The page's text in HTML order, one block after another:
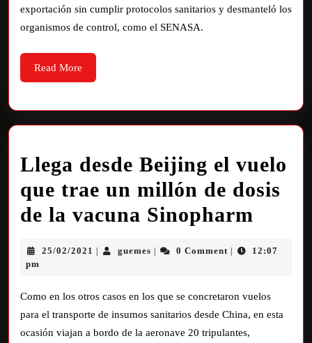
exportación sin cumplir protocolos sanitarios y desmanteló los
organismos de control, como el SENASA.
Read More
Llega desde Beijing el vuelo
que trae un millón de dosis
de la vacuna Sinopharm
25/02/2021 guemes 0 Comment
12:07
pm
Como en los otros casos en los que se concretaron vuelos
para el transporte de insumos sanitarios desde China, en esta
ocasión viajan a bordo de la aeronave 20 tripulantes,